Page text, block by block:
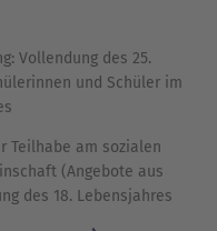
Vollendung des 25.
und Schüler im
Teilhabe am sozialen
(Angebote aus
des 18. Lebensjahres